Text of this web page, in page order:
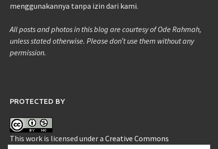
menggunakannya tanpa izin dari kami.
All posts and photos in this blog are courtesy of Ode Rahmah,
unless stated otherwise. Please don’t use them without any
permission.
PROTECTED BY
This work is licensed under a Creative Commons